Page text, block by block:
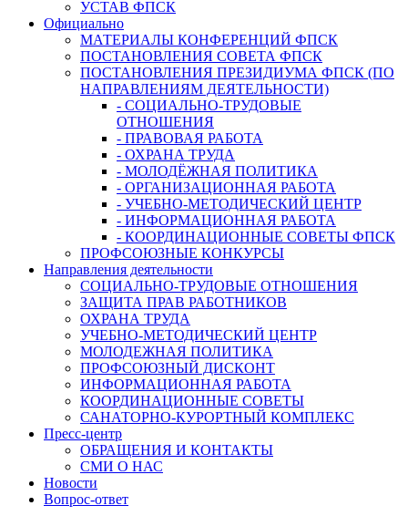
УСТАВ ФПСК
Официально
МАТЕРИАЛЫ КОНФЕРЕНЦИЙ ФПСК
ПОСТАНОВЛЕНИЯ СОВЕТА ФПСК
ПОСТАНОВЛЕНИЯ ПРЕЗИДИУМА ФПСК (ПО
НАПРАВЛЕНИЯМ ДЕЯТЕЛЬНОСТИ)
- СОЦИАЛЬНО-ТРУДОВЫЕ
ОТНОШЕНИЯ
- ПРАВОВАЯ РАБОТА
- ОХРАНА ТРУДА
- МОЛОДЁЖНАЯ ПОЛИТИКА
- ОРГАНИЗАЦИОННАЯ РАБОТА
- УЧЕБНО-МЕТОДИЧЕСКИЙ ЦЕНТР
- ИНФОРМАЦИОННАЯ РАБОТА
- КООРДИНАЦИОННЫЕ СОВЕТЫ ФПСК
ПРОФСОЮЗНЫЕ КОНКУРСЫ
Направления деятельности
СОЦИАЛЬНО-ТРУДОВЫЕ ОТНОШЕНИЯ
ЗАЩИТА ПРАВ РАБОТНИКОВ
ОХРАНА ТРУДА
УЧЕБНО-МЕТОДИЧЕСКИЙ ЦЕНТР
МОЛОДЕЖНАЯ ПОЛИТИКА
ПРОФСОЮЗНЫЙ ДИСКОНТ
ИНФОРМАЦИОННАЯ РАБОТА
КООРДИНАЦИОННЫЕ СОВЕТЫ
САНАТОРНО-КУРОРТНЫЙ КОМПЛЕКС
Пресс-центр
ОБРАЩЕНИЯ И КОНТАКТЫ
СМИ О НАС
Новости
Вопрос-ответ